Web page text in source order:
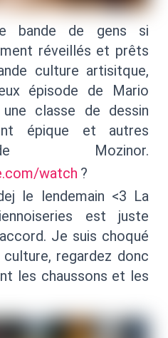
bande de gens si
réveillés et prêts
culture artisitque,
épisode de Mario
classe de dessin
épique et autres
Mozinor.
watch ?
le lendemain <3 La
est juste
Je suis choqué
regardez donc
les chaussons et les